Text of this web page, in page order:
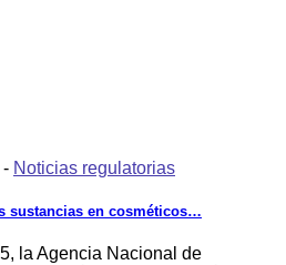
- Noticias regulatorias
sustancias en cosméticos…
la Agencia Nacional de